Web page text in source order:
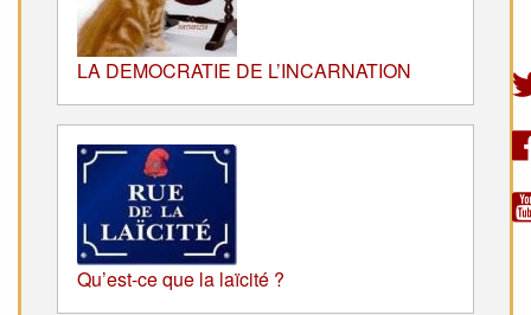
LA DEMOCRATIE DE L’INCARNATION
Qu’est-ce que la laïcité ?